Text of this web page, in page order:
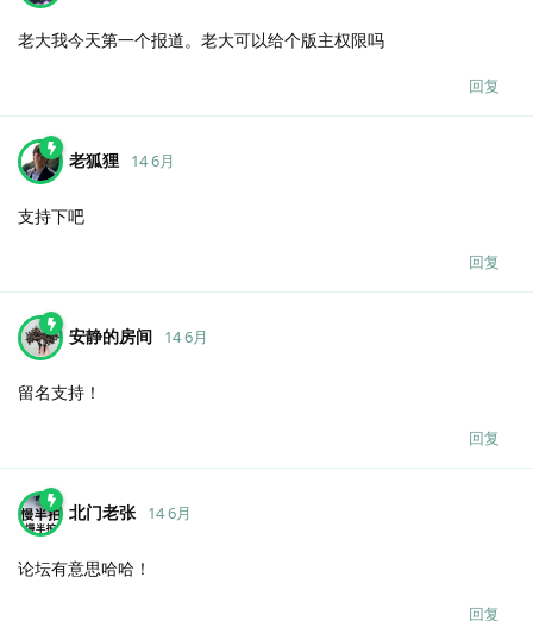
老大我今天第一个报道。老大可以给个版主权限吗
回复
老狐狸 14 6月
支持下吧
回复
安静的房间 14 6月
留名支持！
回复
北门老张 14 6月
论坛有意思哈哈！
回复